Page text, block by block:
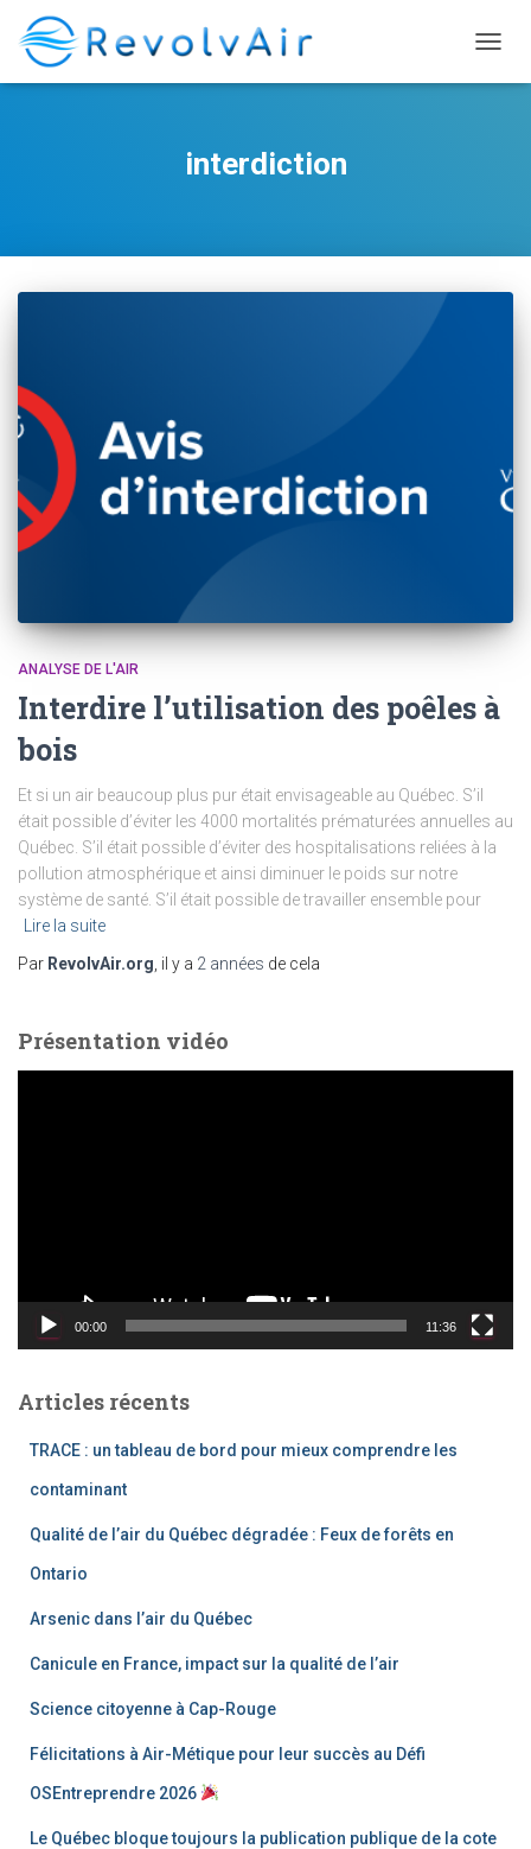
interdiction
ANALYSE DE L'AIR
Interdire l’utilisation des poêles à
bois
Et si un air beaucoup plus pur était envisageable au Québec. S’il
était possible d’éviter les 4000 mortalités prématurées annuelles au
Québec. S’il était possible d’éviter des hospitalisations reliées à la
pollution atmosphérique et ainsi diminuer le poids sur notre
système de santé. S’il était possible de travailler ensemble pour
Lire la suite
Par RevolvAir.org , il y a 2 années de cela
Présentation vidéo
00:00 11:36
Articles récents
TRACE : un tableau de bord pour mieux comprendre les
contaminant
Qualité de l’air du Québec dégradée : Feux de forêts en
Ontario
Arsenic dans l’air du Québec
Canicule en France, impact sur la qualité de l’air
Science citoyenne à Cap-Rouge
Félicitations à Air-Métique pour leur succès au Défi
OSEntreprendre 2026
Le Québec bloque toujours la publication publique de la cote